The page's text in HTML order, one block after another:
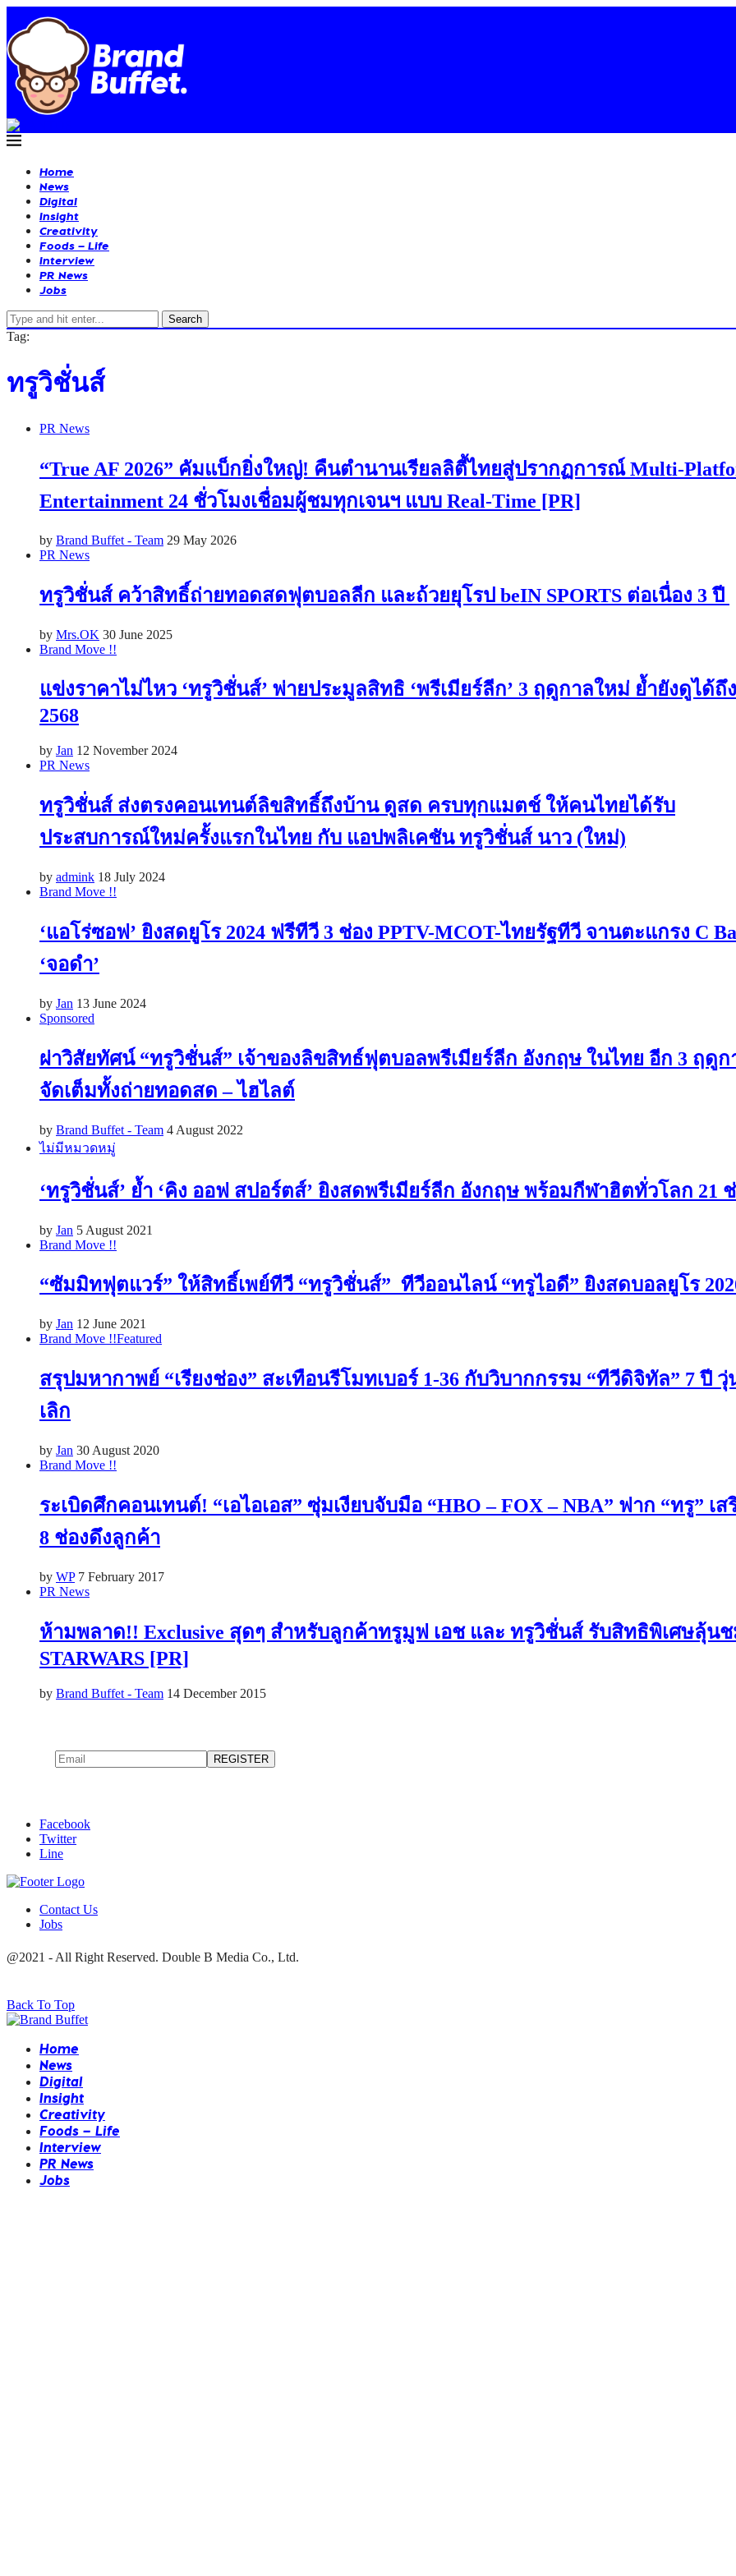
Home
News
Digital
Insight
Creativity
Foods – Life
Interview
PR News
Jobs
Search
Tag:
ทรูวิชั่นส์
PR News
“True AF 2026” คัมแบ็กยิ่งใหญ่! คืนตำนานเรียลลิตี้ไทยสู่ปรากฏการณ์ Multi-
Entertainment 24 ชั่วโมงเชื่อมผู้ชมทุกเจนฯ แบบ Real-Time [PR]
by Brand Buffet - Team 29 May 2026
PR News
ทรูวิชั่นส์ คว้าสิทธิ์ถ่ายทอดสดฟุตบอลลีก และถ้วยยุโรป beIN SPORTS ต่อเนื่อง 3 ปี
by Mrs.OK 30 June 2025
Brand Move !!
แข่งราคาไม่ไหว ‘ทรูวิชั่นส์’ พ่ายประมูลสิทธิ ‘พรีเมียร์ลีก’ 3 ฤดูกาลใหม่ ย้ำยังดูได้ถึ
2568
by Jan 12 November 2024
PR News
ทรูวิชั่นส์ ส่งตรงคอนเทนต์ลิขสิทธิ์ถึงบ้าน ดูสด ครบทุกแมตช์ ให้คนไทยได้รับ
ประสบการณ์ใหม่ครั้งแรกในไทย กับ แอปพลิเคชัน ทรูวิชั่นส์ นาว (ใหม่)
by admink 18 July 2024
Brand Move !!
‘แอโร่ซอฟ’ ยิงสดยูโร 2024 ฟรีทีวี 3 ช่อง PPTV-MCOT-ไทยรัฐทีวี จานตะแกรง C
‘จอดำ’
by Jan 13 June 2024
Sponsored
ผ่าวิสัยทัศน์ “ทรูวิชั่นส์” เจ้าของลิขสิทธ์ฟุตบอลพรีเมียร์ลีก อังกฤษ ในไทย อีก 3 ฤดูก
จัดเต็มทั้งถ่ายทอดสด – ไฮไลต์
by Brand Buffet - Team 4 August 2022
ไม่มีหมวดหมู่
‘ทรูวิชั่นส์’ ย้ำ ‘คิง ออฟ สปอร์ตส์’ ยิงสดพรีเมียร์ลีก อังกฤษ พร้อมกีฬาฮิตทั่วโลก 21
by Jan 5 August 2021
Brand Move !!
“ซัมมิทฟุตแวร์” ให้สิทธิ์เพย์ทีวี “ทรูวิชั่นส์” ทีวีออนไลน์ “ทรูไอดี” ยิงสดบอลยูโร
by Jan 12 June 2021
Brand Move !!Featured
สรุปมหากาพย์ “เรียงช่อง” สะเทือนรีโมทเบอร์ 1-36 กับวิบากกรรม “ทีวีดิจิทัล” 7 ปี วุ่
เลิก
by Jan 30 August 2020
Brand Move !!
ระเบิดศึกคอนเทนต์! “เอไอเอส” ซุ่มเงียบจับมือ “HBO – FOX – NBA” ฟาก “ทรู” เ
8 ช่องดึงลูกค้า
by WP 7 February 2017
PR News
ห้ามพลาด!! Exclusive สุดๆ สำหรับลูกค้าทรูมูฟ เอช และ ทรูวิชั่นส์ รับสิทธิพิเศษลุ้น
STARWARS [PR]
by Brand Buffet - Team 14 December 2015
Facebook
Twitter
Line
Contact Us
Jobs
@2021 - All Right Reserved. Double B Media Co., Ltd.
Back To Top
Home
News
Digital
Insight
Creativity
Foods – Life
Interview
PR News
Jobs